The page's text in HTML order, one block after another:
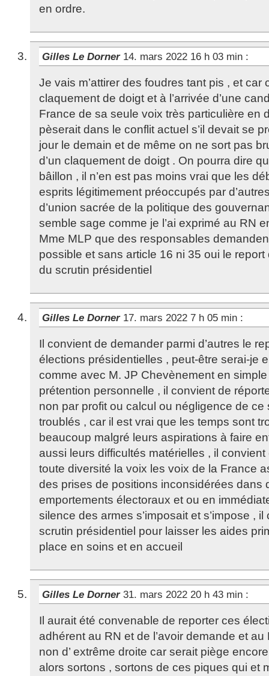
en ordre.
Gilles Le Dorner 14. mars 2022 16 h 03 min :
Je vais m’attirer des foudres tant pis , et car
claquement de doigt et à l’arrivée d’une
France de sa seule voix très particulière en
pèserait dans le conflit actuel s’il devait se
jour le demain et de même on ne sort pas
d’un claquement de doigt . On pourra dire
bâillon , il n’en est pas moins vrai que les
esprits légitimement préoccupés par
d’union sacrée de la politique des
semble sage comme je l’ai exprimé au RN
Mme MLP que des responsables
possible et sans article 16 ni 35 oui le
du scrutin présidentiel
Gilles Le Dorner 17. mars 2022 7 h 05 min :
Il convient de demander parmi d’autres le
élections présidentielles , peut-être serai-je
comme avec M. JP Chevènement en
prétention personnelle , il convient de
non par profit ou calcul ou négligence de ce
troublés , car il est vrai que les temps sont
beaucoup malgré leurs aspirations à faire
aussi leurs difficultés matérielles , il
toute diversité la voix les voix de la France
des prises de positions inconsidérées dans
emportements électoraux et ou en
silence des armes s’imposait et s’impose ,
scrutin présidentiel pour laisser les aides
place en soins et en accueil
Gilles Le Dorner 31. mars 2022 20 h 43 min :
Il aurait été convenable de reporter ces
adhérent au RN et de l’avoir demande et
non d’ extrême droite car serait piège
alors sortons , sortons de ces piques qui et